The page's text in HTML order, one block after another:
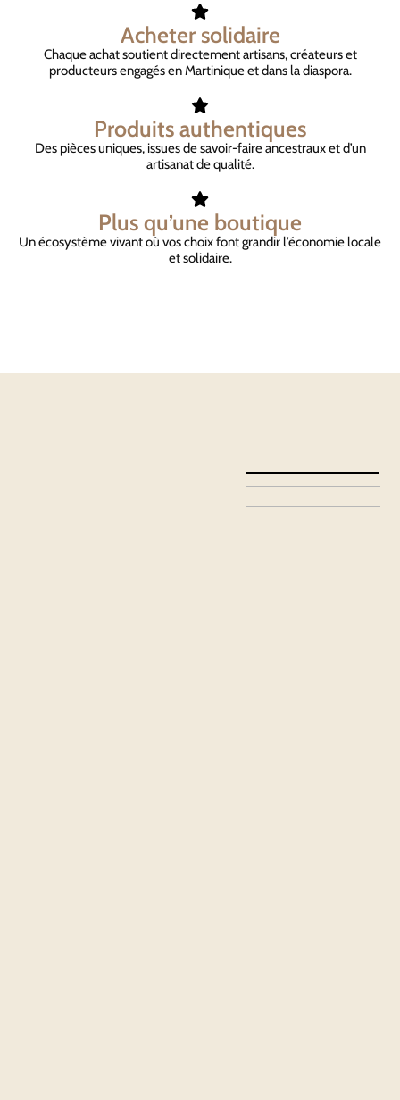
Acheter solidaire
Chaque achat soutient directement artisans, créateurs et
producteurs engagés en Martinique et dans la diaspora.
Produits authentiques
Des pièces uniques, issues de savoir-faire ancestraux et d’un
artisanat de qualité.
Plus qu’une boutique
Un écosystème vivant où vos choix font grandir l’économie locale
et solidaire.